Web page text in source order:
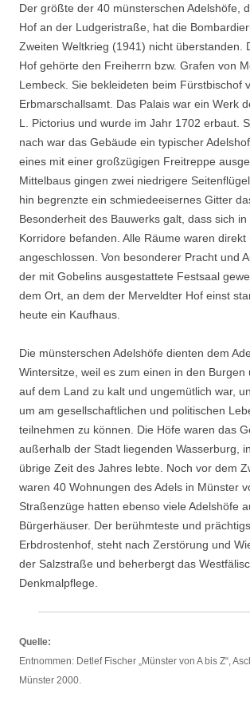
Der größte der 40 münsterschen Adelshöfe,
Hof an der Ludgeristraße, hat die
Zweiten Weltkrieg (1941) nicht überstanden.
Hof gehörte den Freiherrn bzw. Grafen von
Lembeck. Sie bekleideten beim Fürstbischof
Erbmarschallsamt. Das Palais war ein Werk
L. Pictorius und wurde im Jahr 1702 erbaut.
nach war das Gebäude ein typischer
eines mit einer großzügigen Freitreppe
Mittelbaus gingen zwei niedrigere
hin begrenzte ein schmiedeeisernes Gitter
Besonderheit des Bauwerks galt, dass sich in
Korridore befanden. Alle Räume waren direkt
angeschlossen. Von besonderer Pracht und
der mit Gobelins ausgestattete Festsaal
dem Ort, an dem der Merveldter Hof einst
heute ein Kaufhaus.
Die münsterschen Adelshöfe dienten dem
Wintersitze, weil es zum einen in den Burgen
auf dem Land zu kalt und ungemütlich war,
um am gesellschaftlichen und politischen
teilnehmen zu können. Die Höfe waren das
außerhalb der Stadt liegenden Wasserburg,
übrige Zeit des Jahres lebte. Noch vor dem
waren 40 Wohnungen des Adels in Münster
Straßenzüge hatten ebenso viele Adelshöfe
Bürgerhäuser. Der berühmteste und
Erbdrostenhof, steht nach Zerstörung und
der Salzstraße und beherbergt das
Denkmalpflege.
Quelle:
Entnommen: Detlef Fischer „Münster von A bis Z“,
Münster 2000.